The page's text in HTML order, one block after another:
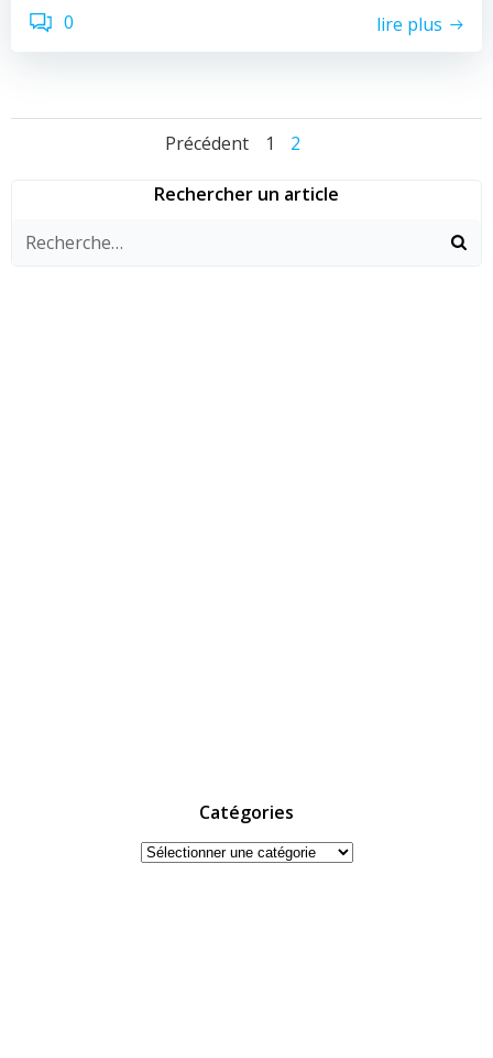
0 lire plus
Navigation
des
Précédent
Navigation
des
Page
1 Page
2
des
articles
Rechercher un article
Catégories
Catégories